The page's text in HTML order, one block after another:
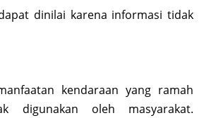
dinilai karena informasi tidak
kendaraan yang ramah
digunakan oleh masyarakat.